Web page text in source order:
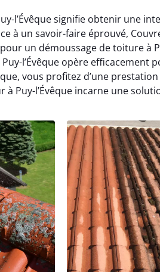
l’Évêque signifie obtenir une
à un savoir-faire éprouvé,
un démoussage de toiture à
Puy-l’Évêque opère efficacement
vous profitez d’une
à Puy-l’Évêque incarne une